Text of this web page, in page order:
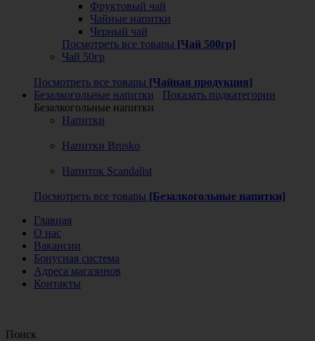
Фруктовый чай
Чайные напитки
Черный чай
Посмотреть все товары [Чай 500гр]
Чай 50гр
Посмотреть все товары [Чайная продукция]
Безалкогольные напитки
Показать подкатегории
Безалкогольные напитки
Напитки
Напитки Brusko
Напиток Scandalist
Посмотреть все товары [Безалкогольные напитки]
Главная
О нас
Вакансии
Бонусная система
Адреса магазинов
Контакты
Поиск